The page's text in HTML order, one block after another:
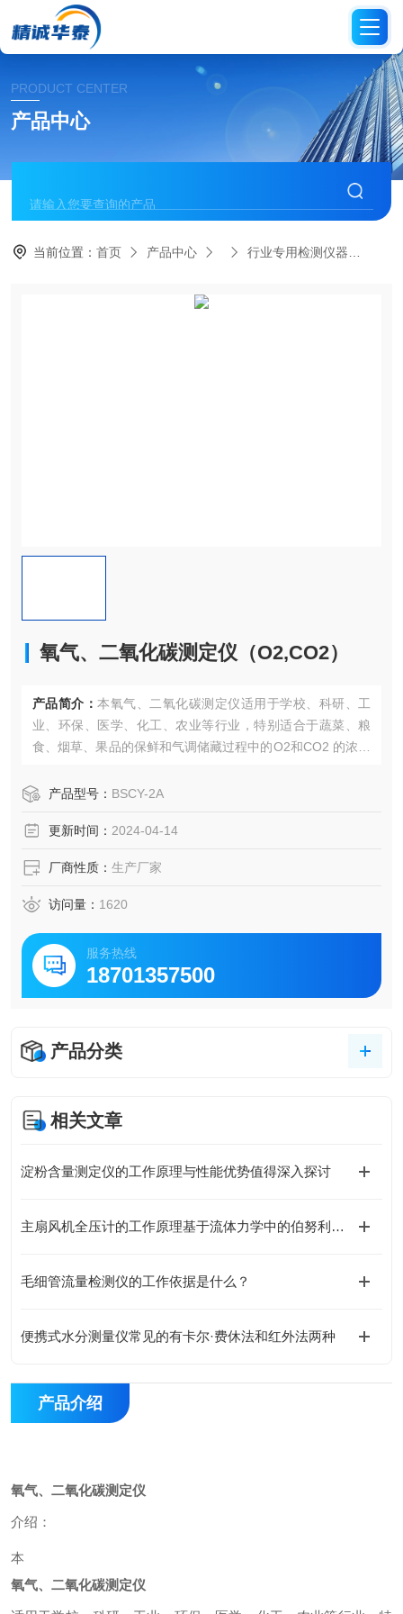
PRODUCT CENTER
产品中心
当前位置：首页 产品中心 行业专用检测仪器
氧气、二氧化碳测定仪（O2,CO2）
产品简介： 本氧气、二氧化碳测定仪适用于学校、科研、工
业、环保、医学、化工、农业等行业，特别适合于蔬菜、粮
食、烟草、果品的保鲜和气调储藏过程中的O2和CO2 的浓度
产品型号： BSCY-2A
更新时间： 2024-04-14
厂商性质： 生产厂家
访问量： 1620
服务热线
18701357500
产品分类
相关文章
淀粉含量测定仪的工作原理与性能优势值得深入探讨
主扇风机全压计的工作原理基于流体力学中的伯努利方程
毛细管流量检测仪的工作依据是什么？
便携式水分测量仪常见的有卡尔·费休法和红外法两种
产品介绍
氧气、二氧化碳测定仪
介绍：
本
氧气、二氧化碳测定仪